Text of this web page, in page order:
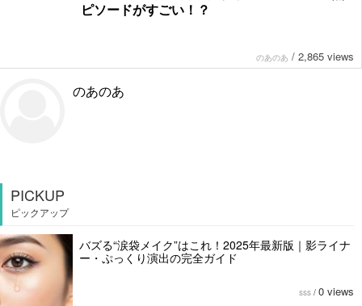
ピソードがすごい！？
のあのあ / 2,865 views
のあのあ
PICKUP
ピックアップ
バズる“涙袋メイク”はこれ！2025年最新版｜影ライナ
ー・ぷっくり演出の完全ガイド
sss / 0 views